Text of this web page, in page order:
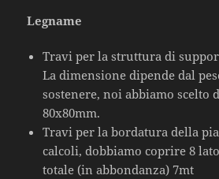
Legname
Travi per la struttura di
La dimensione dipende dal
sostenere, noi abbiamo scelto
80x80mm.
Travi per la bordatura della
calcoli, dobbiamo coprire 8
totale (in abbondanza) 7mt